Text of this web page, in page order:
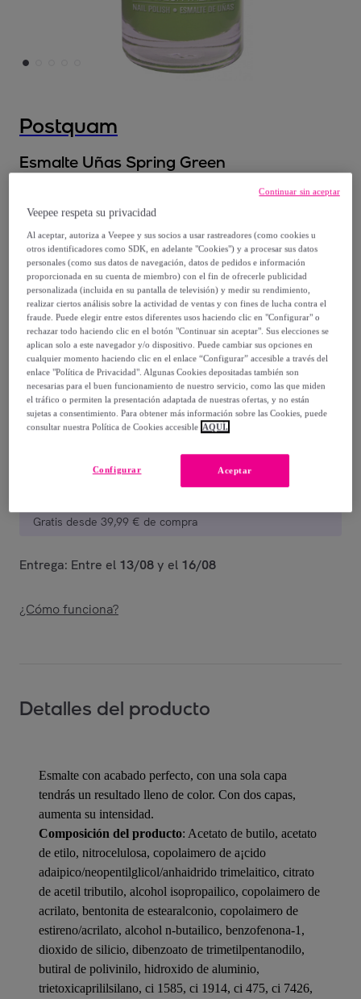
Postquam
Esmalte Uñas Spring Green
Esmalte Uñas Spring Green
3,99 €
9,90 €
-59%
Posible recogida de tu antiguo producto ,ver condiciones
Vendido porPostquam Cosmetic
Gratis desde 39,99 € de compra
Entrega: Entre el 13/08y el 16/08
¿Cómo funciona?
Detalles del producto
Esmalte con acabado perfecto, con una sola capa
tendrás un resultado lleno de color. Con dos capas,
aumenta su intensidad.
Composición del producto: Acetato de butilo, acetato
de etilo, nitrocelulosa, copolaimero de a¡cido
adaipico/neopentilglicol/anhaidrido trimelaitico, citrato
de acetil tributilo, alcohol isopropailico, copolaimero de
acrilato, bentonita de estearalconio, copolaimero de
estireno/acrilato, alcohol n-butailico, benzofenona-1,
dioxido de silicio, dibenzoato de trimetilpentanodilo,
butiral de polivinilo, hidroxido de aluminio,
trietoxicaprililsilano, ci 1585, ci 1914, ci 475, ci 7426,
Veepee respeta su privacidad
Al aceptar, autoriza a Veepee y sus socios a usar rastreadores (como cookies u
otros identificadores como SDK, en adelante "Cookies") y a procesar sus datos
personales (como sus datos de navegación, datos de pedidos e información
proporcionada en su cuenta de miembro) con el fin de ofrecerle publicidad
personalizada (incluida en su pantalla de televisión) y medir su rendimiento,
realizar ciertos análisis sobre la actividad de ventas y con fines de lucha contra el
fraude. Puede elegir entre estos diferentes usos haciendo clic en "Configurar" o
rechazar todo haciendo clic en el botón "Continuar sin aceptar". Sus elecciones se
aplican solo a este navegador y/o dispositivo. Puede cambiar sus opciones en
cualquier momento haciendo clic en el enlace “Configurar” accesible a través del
enlace "Política de Privacidad". Algunas Cookies depositadas también son
necesarias para el buen funcionamiento de nuestro servicio, como las que miden
el tráfico o permiten la presentación adaptada de nuestras ofertas, y no están
sujetas a consentimiento. Para obtener más información sobre las Cookies, puede
consultar nuestra Política de Cookies accesible AQUÍ.
Aceptar
Configurar
Continuar sin aceptar